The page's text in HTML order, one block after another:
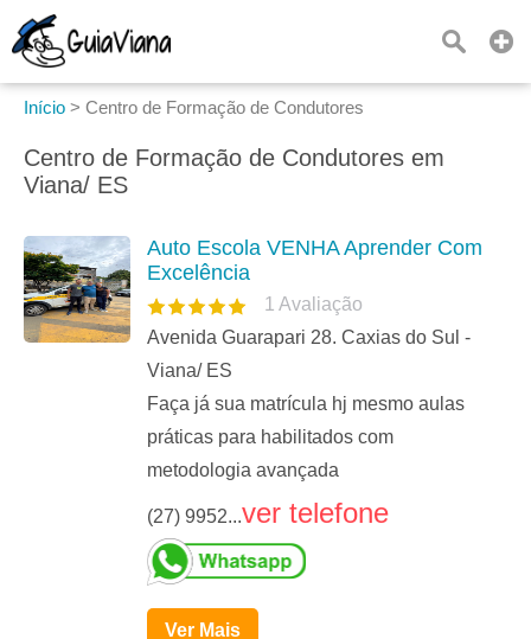
Início > Centro de Formação de Condutores
Centro de Formação de Condutores em
Viana/ ES
Auto Escola VENHA Aprender Com
Excelência
1 Avaliação
Avenida Guarapari 28. Caxias do Sul -
Viana/ ES
Faça já sua matrícula hj mesmo aulas
práticas para habilitados com
metodologia avançada
(27) 9952...ver telefone
Ver Mais